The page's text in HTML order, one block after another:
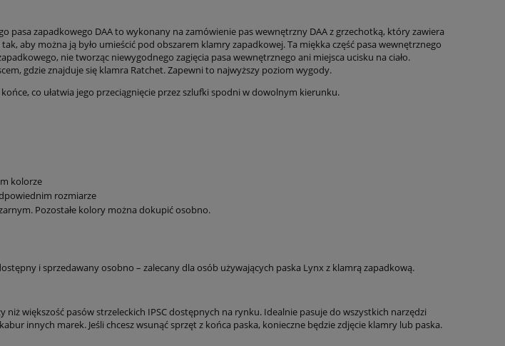
pasa zapadkowego DAA to wykonany na zamówienie pas wewnętrzny DAA z grzechotką, który zawiera
aby można ją było umieścić pod obszarem klamry zapadkowej. Ta miękka część pasa wewnętrznego
nie tworząc niewygodnego zagięcia pasa wewnętrznego ani miejsca ucisku na ciało.
gdzie znajduje się klamra Ratchet. Zapewni to najwyższy poziom wygody.
co ułatwia jego przeciągnięcie przez szlufki spodni w dowolnym kierunku.
kolorze
rozmiarze
Pozostałe kolory można dokupić osobno.
i sprzedawany osobno – zalecany dla osób używających paska Lynx z klamrą zapadkową.
niż większość pasów strzeleckich IPSC dostępnych na rynku. Idealnie pasuje do wszystkich narzędzi
innych marek. Jeśli chcesz wsunąć sprzęt z końca paska, konieczne będzie zdjęcie klamry lub paska.